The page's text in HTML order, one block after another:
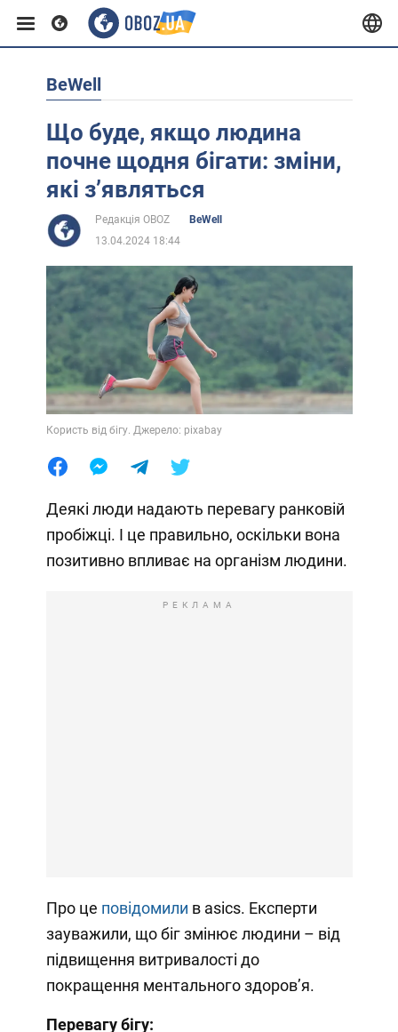
Європа
США
Африка
Життя
Лайфхаки
BeWell
Що буде, якщо людина
почне щодня бігати: зміни,
які зʼявляться
Редакція OBOZ
BeWell
13.04.2024 18:44
Користь від бігу. Джерело: pixabay
Деякі люди надають перевагу ранковій
пробіжці. І це правильно, оскільки вона
позитивно впливає на організм людини.
РЕКЛАМА
Про це повідомили в asics. Експерти
зауважили, що біг змінює людини – від
підвищення витривалості до
покращення ментального здоровʼя.
Перевагу бігу: